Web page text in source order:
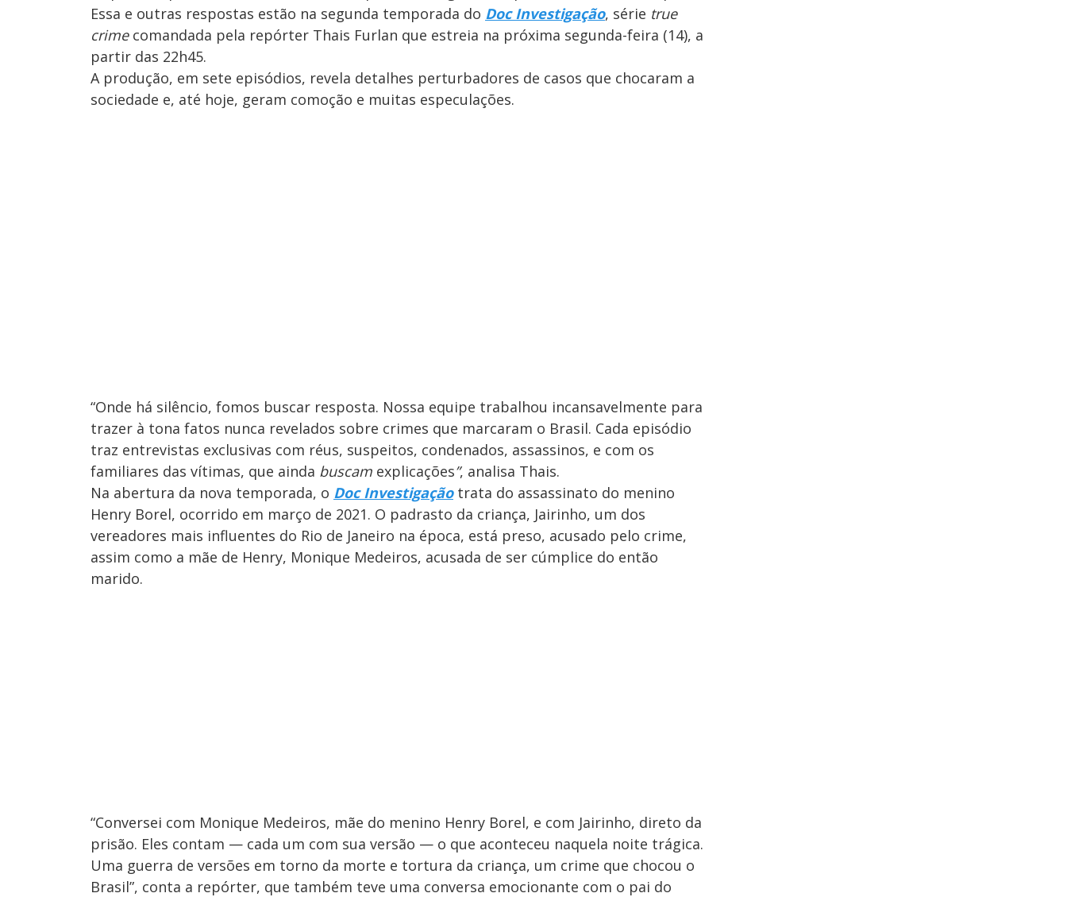
Essa e outras respostas estão na segunda temporada do Doc Investigação, série true
crimecomandada pela repórter Thais Furlan que estreia na próxima segunda-feira (14), a
partir das 22h45.
A produção, em sete episódios, revela detalhes perturbadores de casos que chocaram a
sociedade e, até hoje, geram comoção e muitas especulações.
“Onde há silêncio, fomos buscar resposta. Nossa equipe trabalhou incansavelmente para
trazer à tona fatos nunca revelados sobre crimes que marcaram o Brasil. Cada episódio
traz entrevistas exclusivas com réus, suspeitos, condenados, assassinos, e com os
familiares das vítimas, que ainda buscam explicações”, analisa Thais.
Na abertura da nova temporada, o Doc Investigaçãotrata do assassinato do menino
Henry Borel, ocorrido em março de 2021. O padrasto da criança, Jairinho, um dos
vereadores mais influentes do Rio de Janeiro na época, está preso, acusado pelo crime,
assim como a mãe de Henry, Monique Medeiros, acusada de ser cúmplice do então
marido.
“Conversei com Monique Medeiros, mãe do menino Henry Borel, e com Jairinho, direto da
prisão. Eles contam — cada um com sua versão — o que aconteceu naquela noite trágica.
Uma guerra de versões em torno da morte e tortura da criança, um crime que chocou o
Brasil”, conta a repórter, que também teve uma conversa emocionante com o pai do